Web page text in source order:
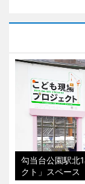
勾当台公園駅北
クト」スペース